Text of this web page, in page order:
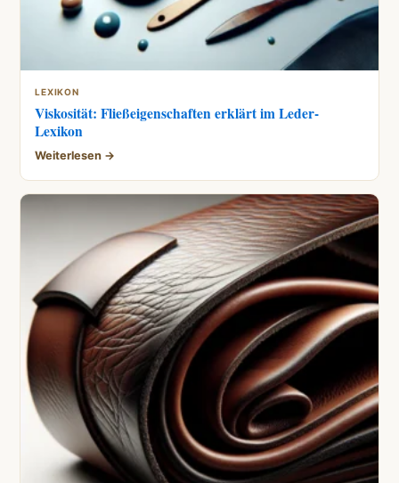
LEXIKON
Viskosität: Fließeigenschaften erklärt im Leder-
Lexikon
Weiterlesen →